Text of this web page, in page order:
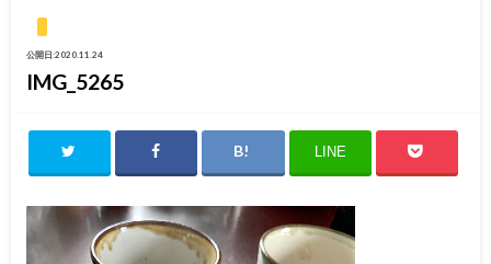
公開日:2020.11.24
IMG_5265
LINE